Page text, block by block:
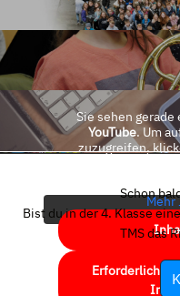
Sie sehen
YouTube. Um
zuzugreifen,
Mehr
Erforderlichen
Schon
Bist du in der 4. Klasse
TMS das